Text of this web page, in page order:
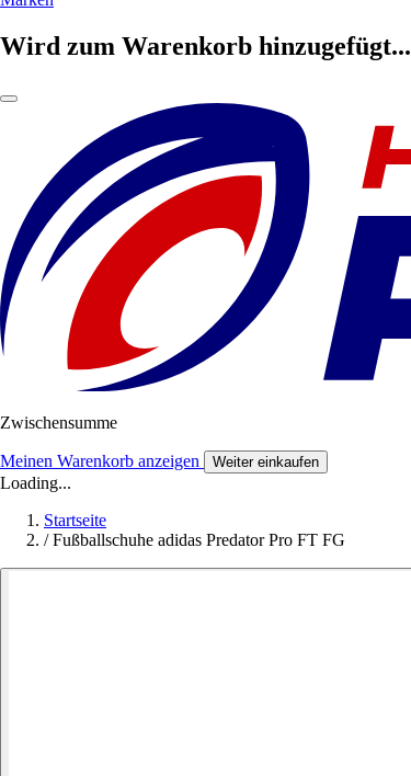
Wird zum Warenkorb hinzugefügt...
Zwischensumme
Meinen Warenkorb anzeigen Weiter einkaufen
Loading...
Startseite
/ Fußballschuhe adidas Predator Pro FT FG